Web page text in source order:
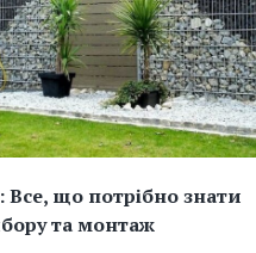
Все, що потрібно знати
та монтаж